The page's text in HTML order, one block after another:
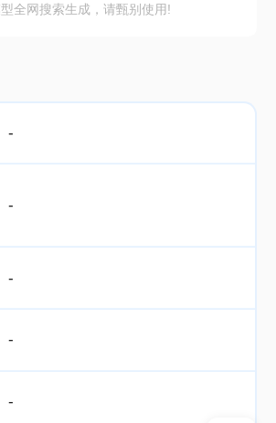
全网搜索生成，请甄别使用!
-
-
-
-
-